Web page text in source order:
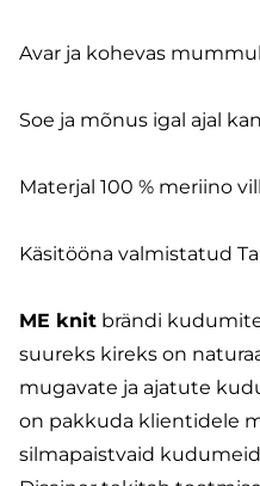
Avar ja kohevas
Soe ja mõnus igal ajal
Materjal 100 % meriino
Käsitööna valmistatud
ME knit brändi
suureks kireks on
mugavate ja ajatute
on pakkuda klientidele
silmapaistvaid